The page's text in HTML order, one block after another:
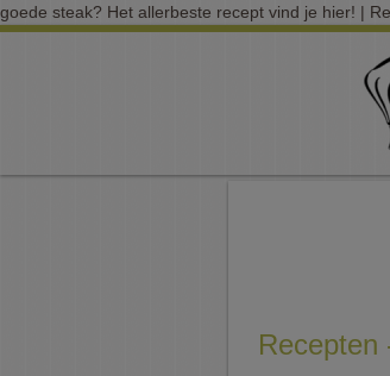
goede steak? Het allerbeste recept vind je hier! |
Recepten